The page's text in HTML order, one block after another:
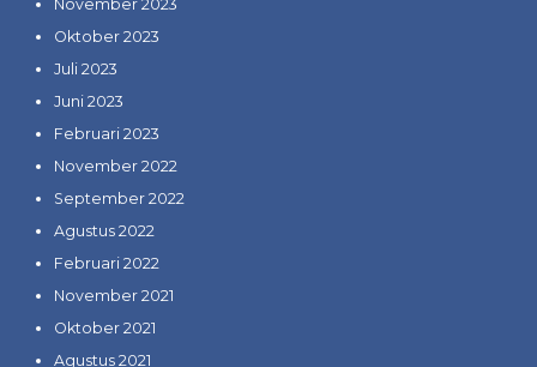
November 2023
Oktober 2023
Juli 2023
Juni 2023
Februari 2023
November 2022
September 2022
Agustus 2022
Februari 2022
November 2021
Oktober 2021
Agustus 2021